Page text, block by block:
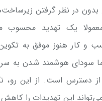
در نظر گرفتن
معمولا یک تهدید محسوب
و کار هنوز موفق به
سودای هوشمند شدن به سر
دسترس است. از این رو،
این تهدیدات را